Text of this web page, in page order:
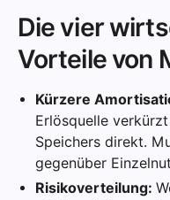
Die vier
Vorteile von
Kürzere
Erlösquelle
Speichers direkt.
gegenüber
Risikoverteilung: